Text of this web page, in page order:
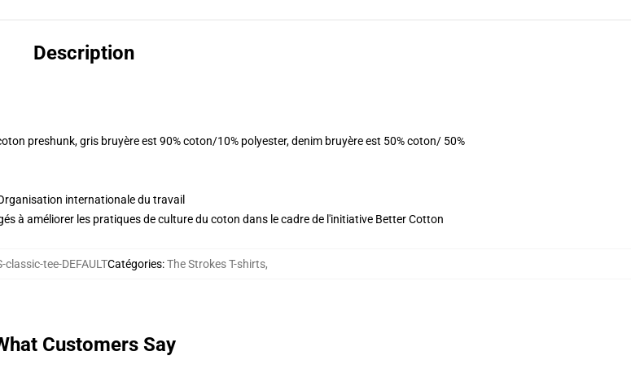
Description
preshunk, gris bruyère est 90% coton/10% polyester, denim bruyère est 50% coton/ 50%
internationale du travail
à améliorer les pratiques de culture du coton dans le cadre de l'initiative Better Cotton
tee-DEFAULTCatégories:The Strokes T-shirts,
Customers Say